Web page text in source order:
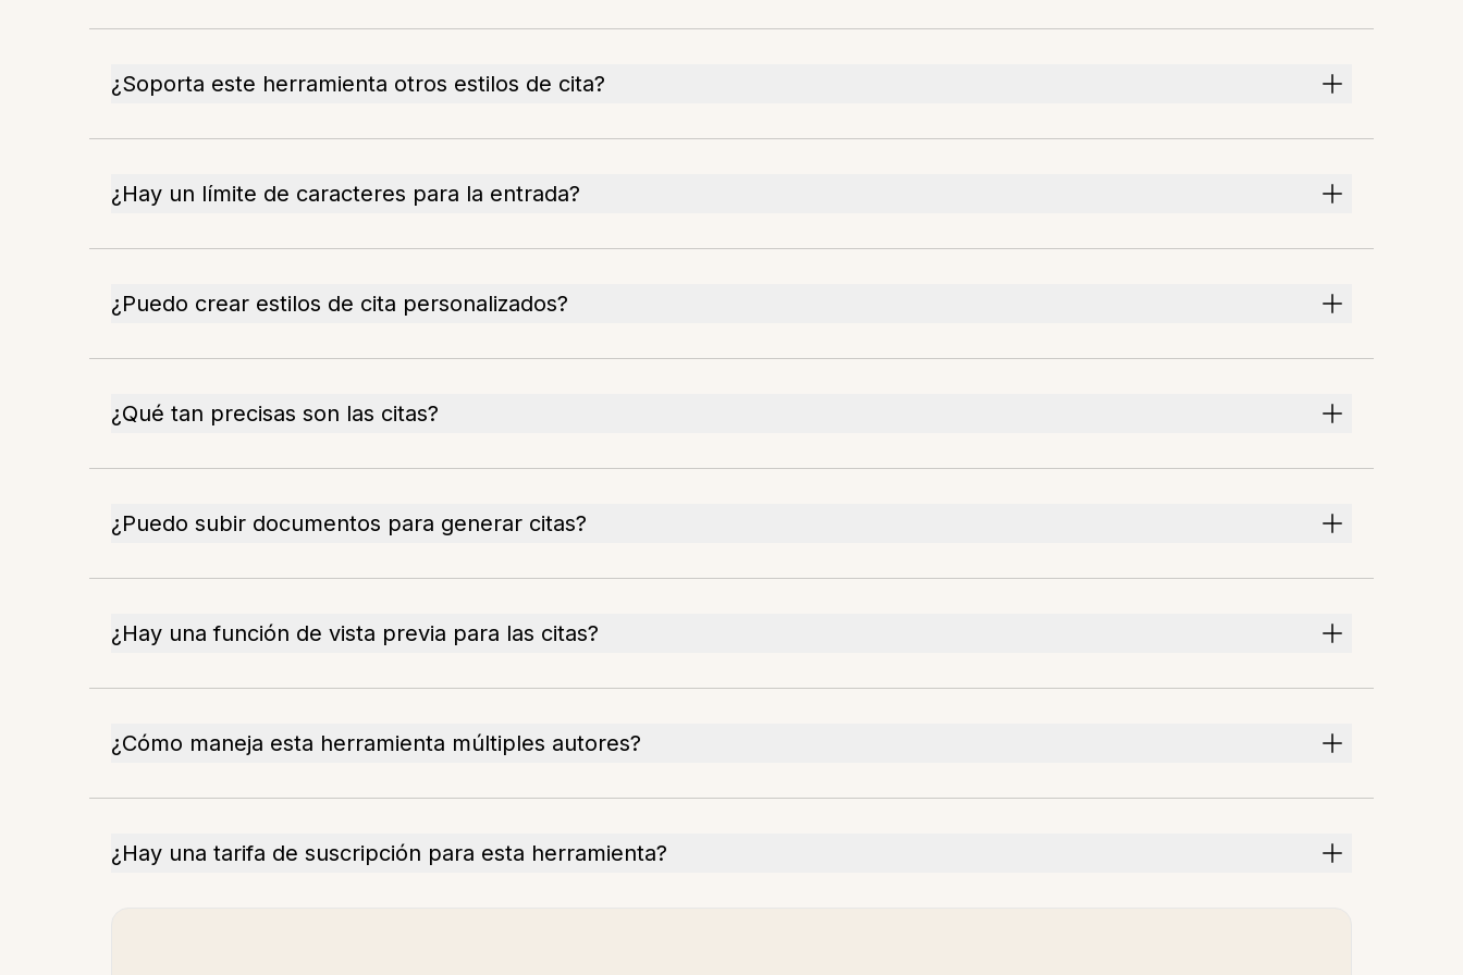
¿Soporta este herramienta otros estilos de cita?
¿Hay un límite de caracteres para la entrada?
¿Puedo crear estilos de cita personalizados?
¿Qué tan precisas son las citas?
¿Puedo subir documentos para generar citas?
¿Hay una función de vista previa para las citas?
¿Cómo maneja esta herramienta múltiples autores?
¿Hay una tarifa de suscripción para esta herramienta?